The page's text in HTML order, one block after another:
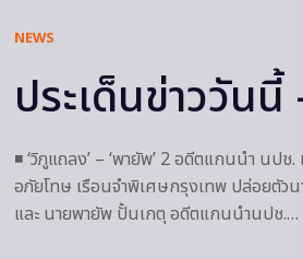
NEWS
ประเด็นข่าววัน
◾ ‘วิภูแถลง’ – ‘พายัพ’ 2 อดีตแกนนำ นปช
อภัยโทษ เรือนจำพิเศษกรุงเทพ ปล่อยตัว
และ นายพายัพ ปั้นเกตุ อดีตแกนนำนปช.…